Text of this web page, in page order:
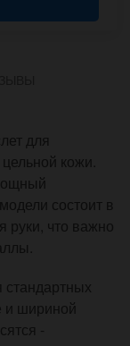
для
кожи.
состоит в
руки, что важно
стандартных
и шириной
-